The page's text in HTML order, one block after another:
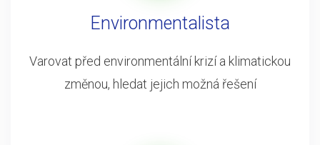
Environmentalista
Varovat před environmentální krizí a klimatickou
změnou, hledat jejich možná řešení